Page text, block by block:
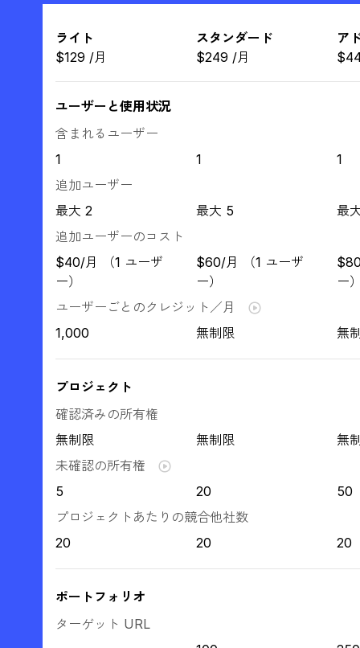
ライト
$129 /月
スタンダード
$249 /月
ア
$
ユーザーと使用状況
含まれるユーザー
1
1
1
追加ユーザー
最大 2
最大 5
最
追加ユーザーのコスト
$40/月 （1 ユーザ
ー）
$60/月 （1 ユーザ
ー）
ー
ユーザーごとのクレジット／月
1,000
無制限 無
プロジェクト
確認済みの所有権
無制限
無制限
無
未確認の所有権
5
20
50
プロジェクトあたりの競合他社数
20
20 20
ポートフォリオ
ターゲット URL